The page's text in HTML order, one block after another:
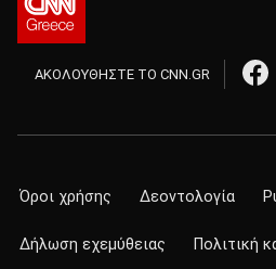
ΑΚΟΛΟΥΘΗΣΤΕ ΤΟ CNN.GR
Όροι χρήσης Δεοντολογία
Δήλωση εχεμύθειας Πολιτική